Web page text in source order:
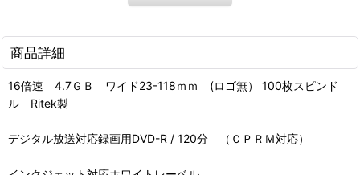
商品詳細
16倍速 4.7ＧＢ ワイド23-118ｍｍ (ロゴ無） 100枚スピンド
ル Ritek製
デジタル放送対応録画用DVD-R / 120分 （ＣＰＲＭ対応）